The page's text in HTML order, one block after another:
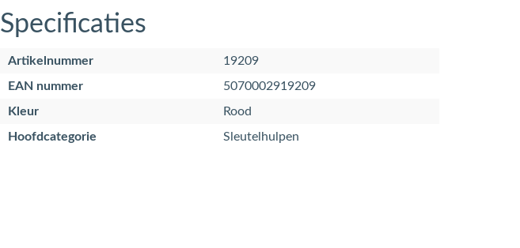
Specificaties
Artikelnummer
19209
EAN nummer
5070002919209
Kleur
Rood
Hoofdcategorie
Sleutelhulpen